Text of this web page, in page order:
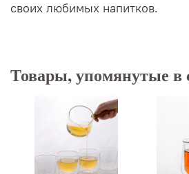
своих любимых напитков.
Товары, упомянутые в